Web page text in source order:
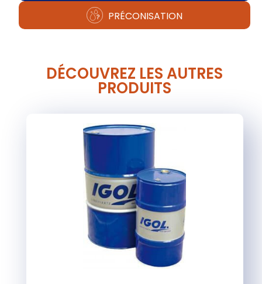
PRÉCONISATION
DÉCOUVREZ LES AUTRES
PRODUITS